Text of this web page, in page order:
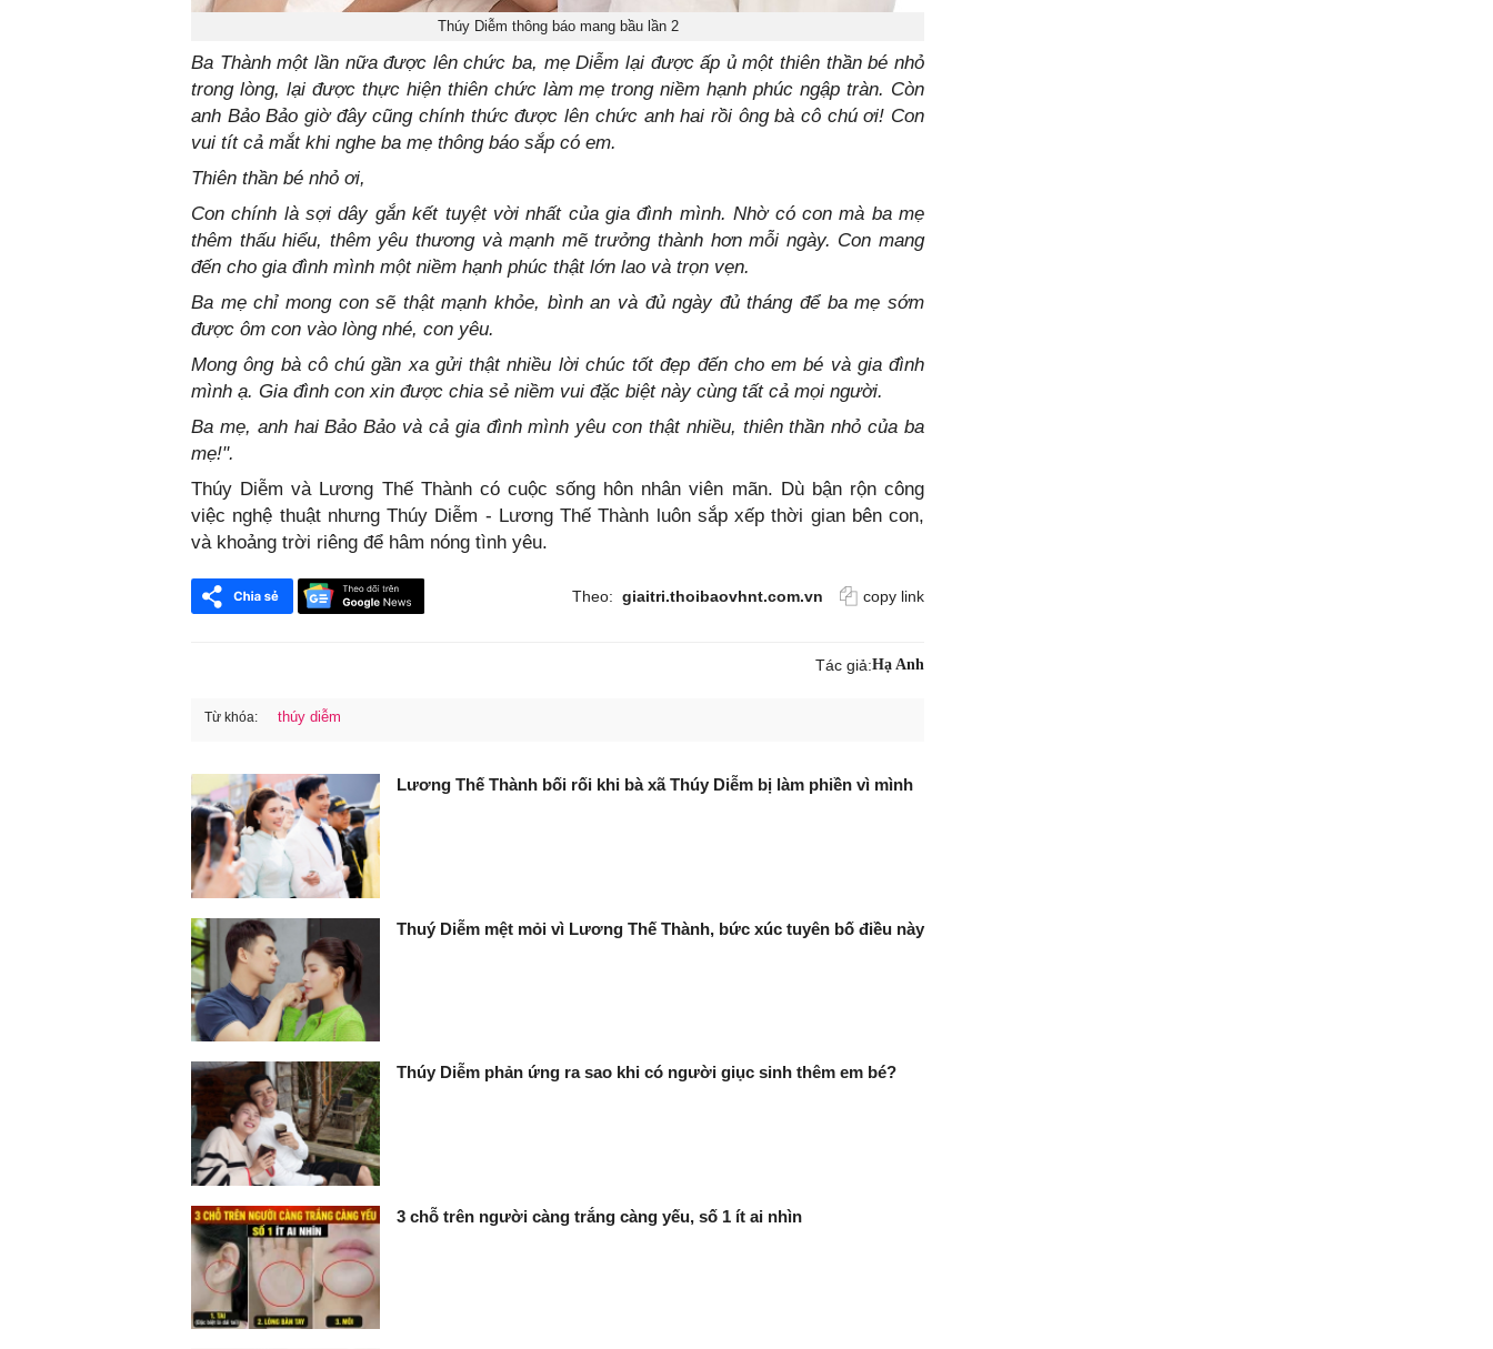
Thúy Diễm thông báo mang bầu lần 2
Ba Thành một lần nữa được lên chức ba, mẹ Diễm lại được ấp ủ một thiên thần bé nhỏ
trong lòng, lại được thực hiện thiên chức làm mẹ trong niềm hạnh phúc ngập tràn. Còn
anh Bảo Bảo giờ đây cũng chính thức được lên chức anh hai rồi ông bà cô chú ơi! Con
vui tít cả mắt khi nghe ba mẹ thông báo sắp có em.
Thiên thần bé nhỏ ơi,
Con chính là sợi dây gắn kết tuyệt vời nhất của gia đình mình. Nhờ có con mà ba mẹ
thêm thấu hiểu, thêm yêu thương và mạnh mẽ trưởng thành hơn mỗi ngày. Con mang
đến cho gia đình mình một niềm hạnh phúc thật lớn lao và trọn vẹn.
Ba mẹ chỉ mong con sẽ thật mạnh khỏe, bình an và đủ ngày đủ tháng để ba mẹ sớm
được ôm con vào lòng nhé, con yêu.
Mong ông bà cô chú gần xa gửi thật nhiều lời chúc tốt đẹp đến cho em bé và gia đình
mình ạ. Gia đình con xin được chia sẻ niềm vui đặc biệt này cùng tất cả mọi người.
Ba mẹ, anh hai Bảo Bảo và cả gia đình mình yêu con thật nhiều, thiên thần nhỏ của ba
mẹ!".
Thúy Diễm và Lương Thế Thành có cuộc sống hôn nhân viên mãn. Dù bận rộn công
việc nghệ thuật nhưng Thúy Diễm - Lương Thế Thành luôn sắp xếp thời gian bên con,
và khoảng trời riêng để hâm nóng tình yêu.
Theo: giaitri.thoibaovhnt.com.vn copy link
Tác giả:Hạ Anh
Từ khóa: thúy diễm
Lương Thế Thành bối rối khi bà xã Thúy Diễm bị làm phiền vì mình
Thuý Diễm mệt mỏi vì Lương Thế Thành, bức xúc tuyên bố điều này
Thúy Diễm phản ứng ra sao khi có người giục sinh thêm em bé?
3 chỗ trên người càng trắng càng yếu, số 1 ít ai nhìn